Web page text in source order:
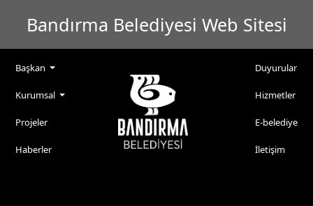
Bandırma Belediyesi Web Sitesi
Başkan
Kurumsal
Projeler
Haberler
Duyurular
Hizmetler
E-belediye
İletişim